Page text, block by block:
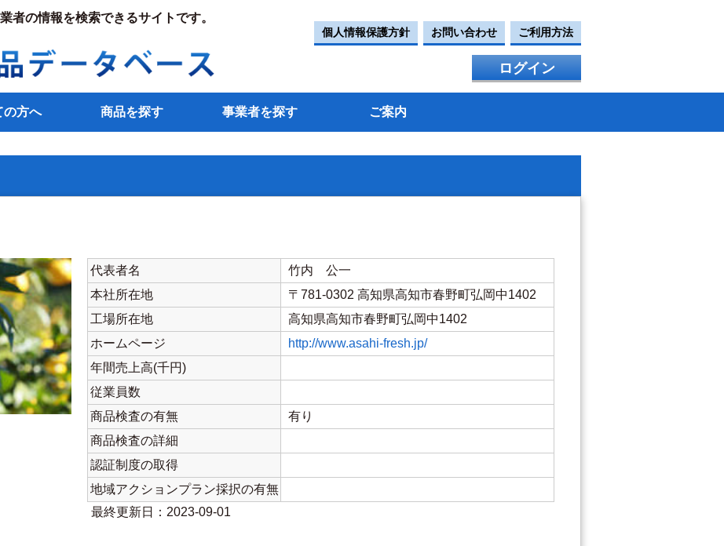
者の情報を検索できるサイトです。
個人情報保護方針 お問い合わせ ご利用方法
ログイン
の方へ 商品を探す 事業者を探す ご案内
代表者名
竹内 公一
本社所在地
〒781-0302 高知県高知市春野町弘岡中1402
工場所在地
高知県高知市春野町弘岡中1402
ホームページ
http://www.asahi-fresh.jp/
年間売上高(千円)
従業員数
商品検査の有無
有り
商品検査の詳細
認証制度の取得
地域アクションプラン採択の有無
最終更新日：2023-09-01